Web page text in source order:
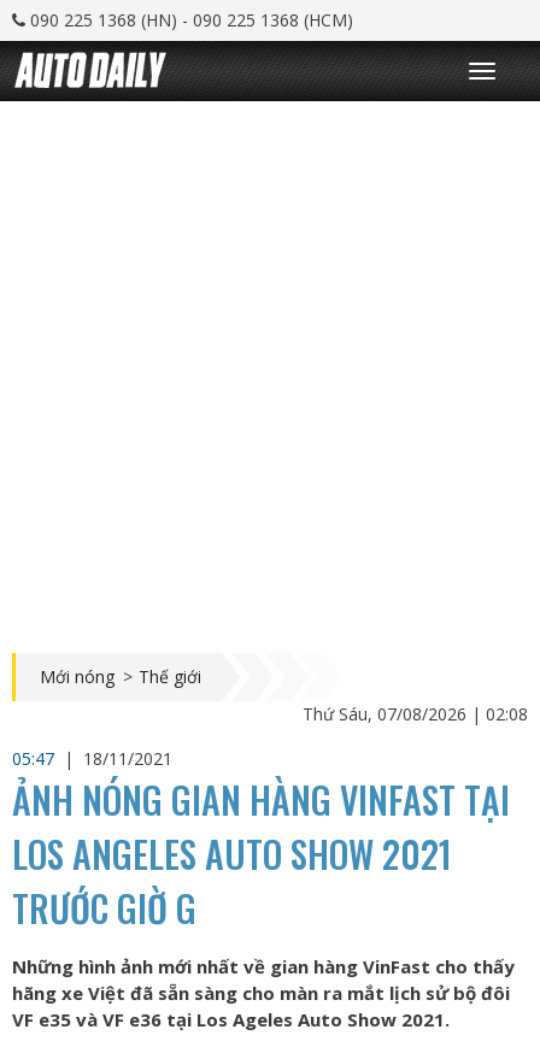
090 225 1368 (HN) - 090 225 1368 (HCM)
T
o
g
Mới nóng > Thế giới
Thứ Sáu, 07/08/2026 | 02:08
05:47 | 18/11/2021
ẢNH NÓNG GIAN HÀNG VINFAST TẠI
LOS ANGELES AUTO SHOW 2021
TRƯỚC GIỜ G
Những hình ảnh mới nhất về gian hàng VinFast cho thấy
hãng xe Việt đã sẵn sàng cho màn ra mắt lịch sử bộ đôi
VF e35 và VF e36 tại Los Ageles Auto Show 2021.